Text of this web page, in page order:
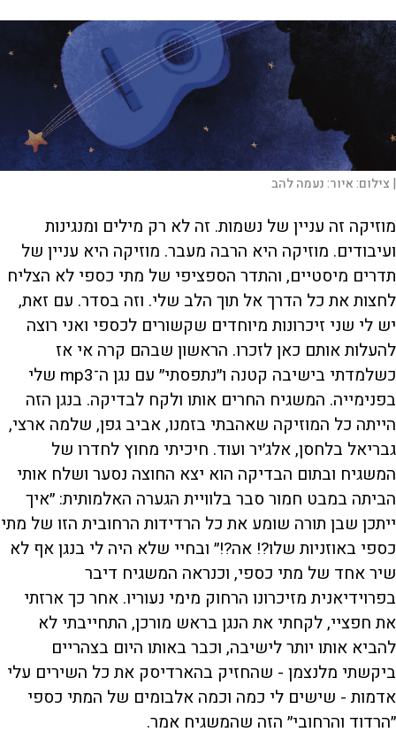
| צילום:איור: נעמה להב
מוזיקה זה עניין של נשמות. זה לא רק מילים ומנגינות
ועיבודים. מוזיקה היא הרבה מעבר. מוזיקה היא עניין של
תדרים מיסטיים, והתדר הספציפי של מתי כספי לא הצליח
לחצות את כל הדרך אל תוך הלב שלי. וזה בסדר. עם זאת,
יש לי שני זיכרונות מיוחדים שקשורים לכספי ואני רוצה
להעלות אותם כאן לזכרו. הראשון שבהם קרה אי אז
כשלמדתי בישיבה קטנה ו״נתפסתי״ עם נגן ה־mp3 שלי
בפנימייה. המשגיח החרים אותו ולקח לבדיקה. בנגן הזה
הייתה כל המוזיקה שאהבתי בזמנו, אביב גפן, שלמה ארצי,
גבריאל בלחסן, אלג׳יר ועוד. חיכיתי מחוץ לחדרו של
המשגיח ובתום הבדיקה הוא יצא החוצה נסער ושלח אותי
הביתה במבט חמור סבר בלוויית הגערה האלמותית: ״איך
ייתכן שבן תורה שומע את כל הרדידות הרחובית הזו של מתי
כספי באוזניות שלו?! אה?!״ ובחיי שלא היה לי בנגן אף לא
שיר אחד של מתי כספי, וכנראה המשגיח דיבר
בפרוידיאנית מזיכרונו הרחוק מימי נעוריו. אחר כך ארזתי
את חפציי, לקחתי את הנגן בראש מורכן, התחייבתי לא
להביא אותו יותר לישיבה, וכבר באותו היום בצהריים
ביקשתי מלנצמן - שהחזיק בהארדיסק את כל השירים עלי
אדמות - שישים לי כמה וכמה אלבומים של המתי כספי
״הרדוד והרחובי״ הזה שהמשגיח אמר.